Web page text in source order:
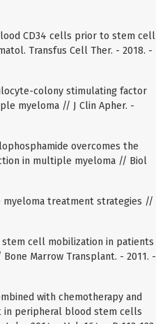
CD34 cells prior to stem cell
Transfus Cell Ther. - 2018. -
colony stimulating factor
myeloma // J Clin Apher. -
overcomes the
in multiple myeloma // Biol
myeloma treatment strategies //
stem cell mobilization in patients
Marrow Transplant. - 2011. -
with chemotherapy and
in peripheral blood stem cells